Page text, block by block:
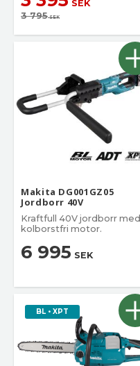
SEK
3 795SEK
Makita DG001GZ05
Jordborr 40V
Kraftfull 40V jordborr med
kolborstfri motor.
6 995 SEK
BL • XPT